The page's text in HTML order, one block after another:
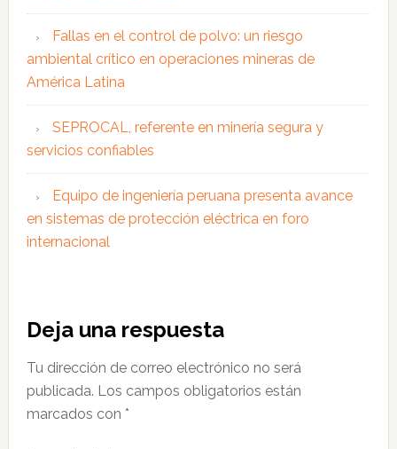
Fallas en el control de polvo: un riesgo
ambiental crítico en operaciones mineras de
América Latina
SEPROCAL, referente en minería segura y
servicios confiables
Equipo de ingeniería peruana presenta avance
en sistemas de protección eléctrica en foro
internacional
Interacciones
con
los
lectores
Deja una respuesta
Tu dirección de correo electrónico no será
publicada. Los campos obligatorios están
marcados con *